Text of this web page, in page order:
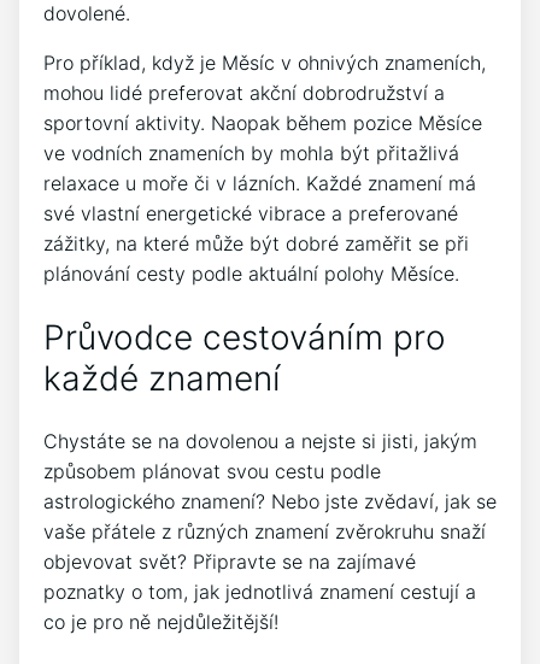
dovolené.
Pro příklad, když je Měsíc v ohnivých znameních,
mohou lidé preferovat akční dobrodružství a
sportovní aktivity. Naopak během pozice Měsíce
ve vodních znameních by mohla být přitažlivá
relaxace u moře či v lázních. Každé znamení má
své vlastní energetické vibrace a preferované
zážitky, na které může být dobré zaměřit se při
plánování cesty podle aktuální polohy Měsíce.
Průvodce cestováním pro
každé znamení
Chystáte se na dovolenou a nejste si jisti, jakým
způsobem plánovat svou cestu podle
astrologického znamení? Nebo jste zvědaví, jak se
vaše přátele z různých znamení zvěrokruhu snaží
objevovat svět? Připravte se na zajímavé
poznatky o tom, jak jednotlivá znamení cestují a
co je pro ně nejdůležitější!